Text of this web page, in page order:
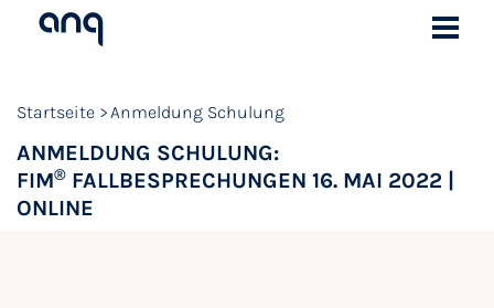
Startseite Anmeldung Schulung
ANMELDUNG SCHULUNG:
FIM® FALLBESPRECHUNGEN 16. MAI 2022 |
ONLINE